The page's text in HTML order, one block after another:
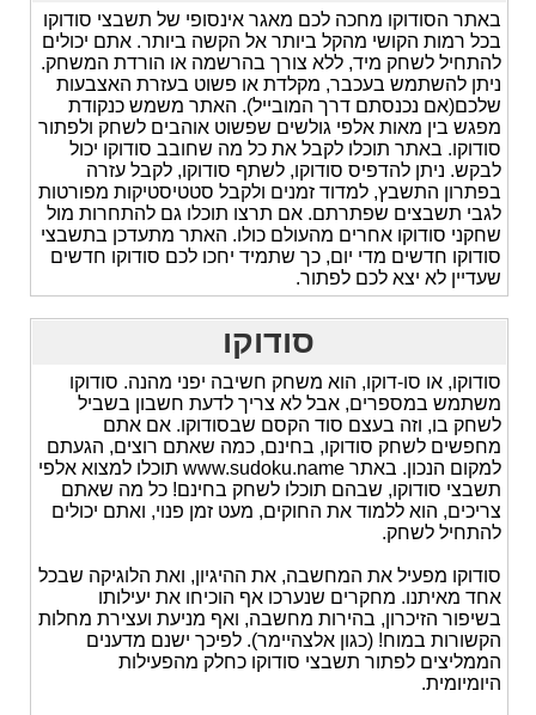
באתר הסודוקו מחכה לכם מאגר אינסופי של תשבצי סודוקו
בכל רמות הקושי מהקל ביותר אל הקשה ביותר. אתם יכולים
להתחיל לשחק מיד, ללא צורך בהרשמה או הורדת המשחק.
ניתן להשתמש בעכבר, מקלדת או פשוט בעזרת האצבעות
שלכם(אם נכנסתם דרך המובייל). האתר משמש כנקודת
מפגש בין מאות אלפי גולשים שפשוט אוהבים לשחק ולפתור
סודוקו. באתר תוכלו לקבל את כל מה שחובב סודוקו יכול
לבקש. ניתן להדפיס סודוקו, לשתף סודוקו, לקבל עזרה
בפתרון התשבץ, למדוד זמנים ולקבל סטטיסטיקות מפורטות
לגבי תשבצים שפתרתם. אם תרצו תוכלו גם להתחרות מול
שחקני סודוקו אחרים מהעולם כולו. האתר מתעדכן בתשבצי
סודוקו חדשים מדי יום, כך שתמיד יחכו לכם סודוקו חדשים
שעדיין לא יצא לכם לפתור.
סודוקו
סודוקו, או סו-דוקו, הוא משחק חשיבה יפני מהנה. סודוקו
משתמש במספרים, אבל לא צריך לדעת חשבון בשביל
לשחק בו, וזה בעצם סוד הקסם שבסודוקו. אם אתם
מחפשים לשחק סודוקו, בחינם, כמה שאתם רוצים, הגעתם
למקום הנכון. באתר www.sudoku.name תוכלו למצוא אלפי
תשבצי סודוקו, שבהם תוכלו לשחק בחינם! כל מה שאתם
צריכים, הוא ללמוד את החוקים, מעט זמן פנוי, ואתם יכולים
להתחיל לשחק.
סודוקו מפעיל את המחשבה, את ההיגיון, ואת הלוגיקה שבכל
אחד מאיתנו. מחקרים שנערכו אף הוכיחו את יעילותו
בשיפור הזיכרון, בהירות מחשבה, ואף מניעת ועצירת מחלות
הקשורות במוח! (כגון אלצהיימר). לפיכך ישנם מדענים
הממליצים לפתור תשבצי סודוקו כחלק מהפעילות
היומיומית.